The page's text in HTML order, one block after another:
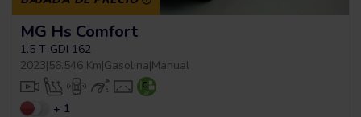
MG Hs Comfort
1.5 T-GDI 162
2023|56.546 Km|Gasolina|Manual
+ 1